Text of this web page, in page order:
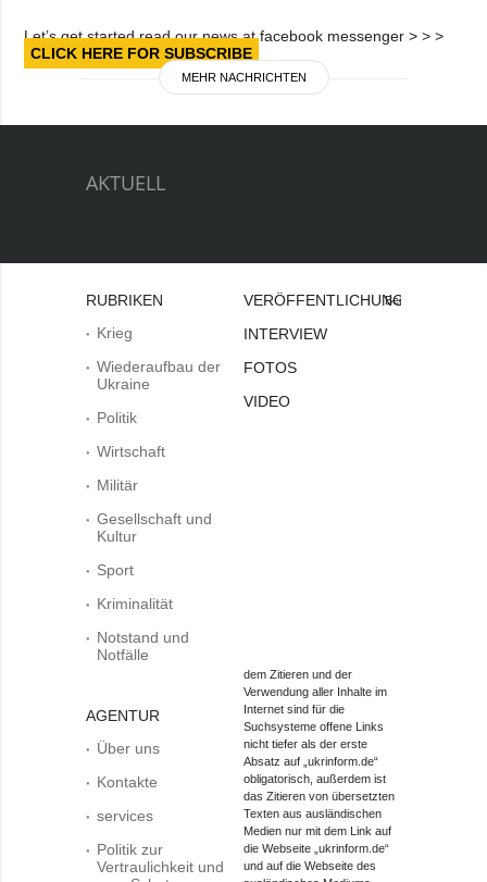
Let’s get started read our news at facebook messenger > > >
CLICK HERE FOR SUBSCRIBE
MEHR NACHRICHTEN
AKTUELL
RUBRIKEN
Krieg
Wiederaufbau der
Ukraine
Politik
Wirtschaft
Militär
Gesellschaft und
Kultur
Sport
Kriminalität
Notstand und
Notfälle
AGENTUR
Über uns
Kontakte
services
Politik zur
Vertraulichkeit und
VERÖFFENTLICHUNGEN
INTERVIEW
FOTOS
VIDEO
Bei
dem Zitieren und der
Verwendung aller Inhalte im
Internet sind für die
Suchsysteme offene Links
nicht tiefer als der erste
Absatz auf „ukrinform.de“
obligatorisch, außerdem ist
das Zitieren von übersetzten
Texten aus ausländischen
Medien nur mit dem Link auf
die Webseite „ukrinform.de“
und auf die Webseite des